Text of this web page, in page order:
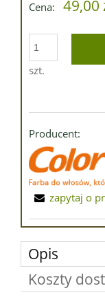
Cena:
49,00
szt.
Producent:
zapytaj o
Opis
Koszty
Cena nie